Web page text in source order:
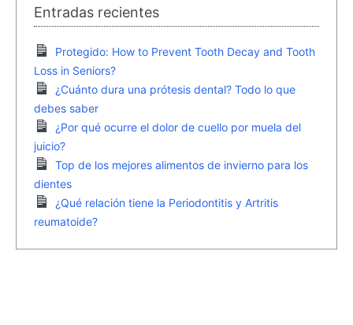
Entradas recientes
Protegido: How to Prevent Tooth Decay and Tooth
Loss in Seniors?
¿Cuánto dura una prótesis dental? Todo lo que
debes saber
¿Por qué ocurre el dolor de cuello por muela del
juicio?
Top de los mejores alimentos de invierno para los
dientes
¿Qué relación tiene la Periodontitis y Artritis
reumatoide?